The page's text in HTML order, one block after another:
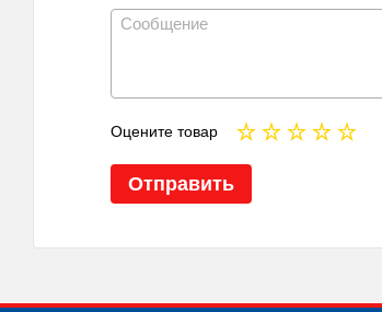
Оцените товар
Отправить